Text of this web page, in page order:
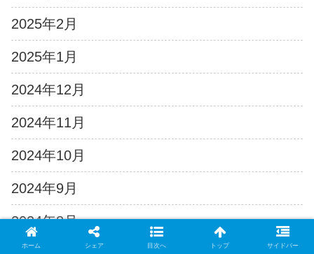
2025年2月
2025年1月
2024年12月
2024年11月
2024年10月
2024年9月
2024年8月
ホーム シェア 目次へ トップ サイドバー